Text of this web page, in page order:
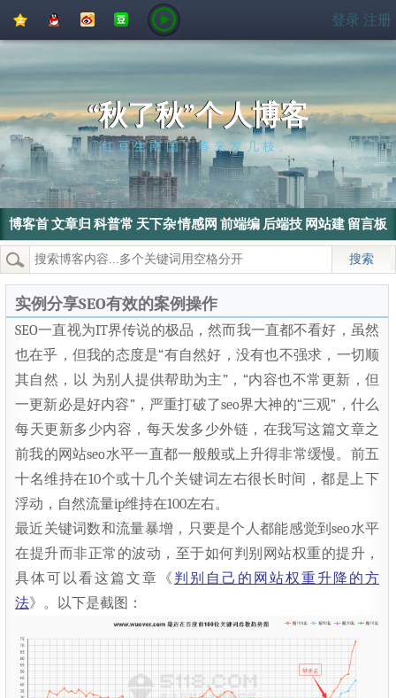
间
友
微
博
登录 注册
“秋了秋”个人博客
红豆生南国，春来发几枝。
博客首
页
文章归
档
科普常
识
天下杂
侃
情感网
文
前端编
程
后端技 网站建 留言板
热门搜索： wordpress 搜索引擎
实例分享SEO有效的案例操作
SEO一直视为IT界传说的极品，然而我一直都不看好，虽然
也在乎，但我的态度是“有自然好，没有也不强求，一切顺
其自然，以 为别人提供帮助为主”，“内容也不常更新，但
一更新必是好内容”，严重打破了seo界大神的“三观”，什么
每天更新多少内容，每天发多少外链，在我写这篇文章之
前我的网站seo水平一直都一般般或上升得非常缓慢。前五
十名维持在10个或十几个关键词左右很长时间，都是上下
浮动，自然流量ip维持在100左右。
最近关键词数和流量暴增，只要是个人都能感觉到seo水平
在提升而非正常的波动，至于如何判别网站权重的提升，
具体可以看这篇文章《 判别自己的网站权重升降的方
法》。以下是截图：